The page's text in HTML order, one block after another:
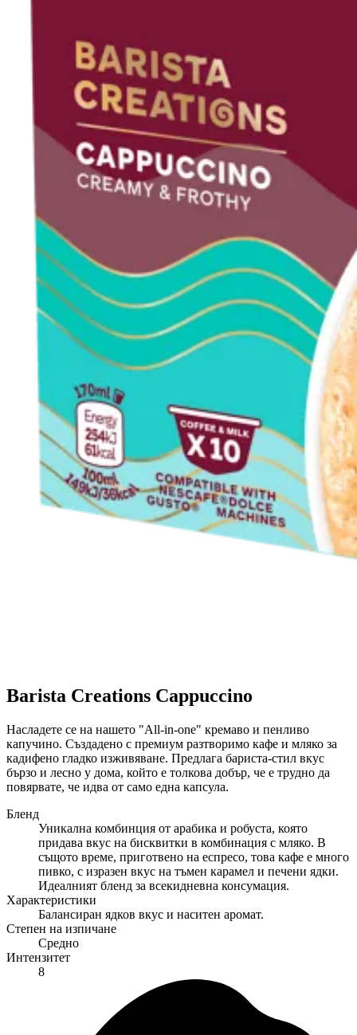
Barista Creations Cappuccino
Насладете се на нашето "All-in-one" кремаво и пенливо
капучино. Създадено с премиум разтворимо кафе и мляко за
кадифено гладко изживяване. Предлага бариста-стил вкус
бързо и лесно у дома, който е толкова добър, че е трудно да
повярвате, че идва от само една капсула.
Бленд
Уникална комбинция от арабика и робуста, която
придава вкус на бисквитки в комбинация с мляко. В
същото време, приготвено на еспресо, това кафе е много
пивко, с изразен вкус на тъмен карамел и печени ядки.
Идеалният бленд за всекидневна консумация.
Характеристики
Балансиран ядков вкус и наситен аромат.
Степен на изпичане
Средно
Интензитет
8